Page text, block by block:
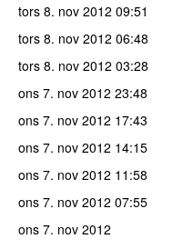
tors 8. nov 2012 09:51
tors 8. nov 2012 06:48
tors 8. nov 2012 03:28
ons 7. nov 2012 23:48
ons 7. nov 2012 17:43
ons 7. nov 2012 14:15
ons 7. nov 2012 11:58
ons 7. nov 2012 07:55
ons 7. nov 2012